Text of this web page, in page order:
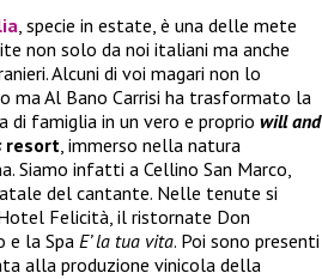
, specie in estate, è una delle mete
non solo da noi italiani ma anche
Alcuni di voi magari non lo
ma Al Bano Carrisi ha trasformato la
di famiglia in un vero e proprio will and
resort, immerso nella natura
Siamo infatti a Cellino San Marco,
del cantante. Nelle tenute si
Felicità, il ristornate Don
e la SpaE’ la tua vita. Poi sono presenti
alla produzione vinicola della